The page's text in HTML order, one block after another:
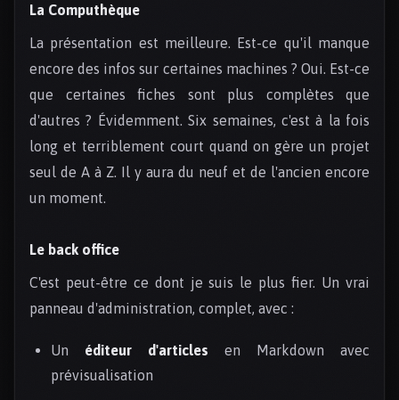
La Computhèque
La présentation est meilleure. Est-ce qu'il manque
encore des infos sur certaines machines ? Oui. Est-ce
que certaines fiches sont plus complètes que
d'autres ? Évidemment. Six semaines, c'est à la fois
long et terriblement court quand on gère un projet
seul de A à Z. Il y aura du neuf et de l'ancien encore
un moment.
Le back office
C'est peut-être ce dont je suis le plus fier. Un vrai
panneau d'administration, complet, avec :
Un éditeur d'articles en Markdown avec
prévisualisation